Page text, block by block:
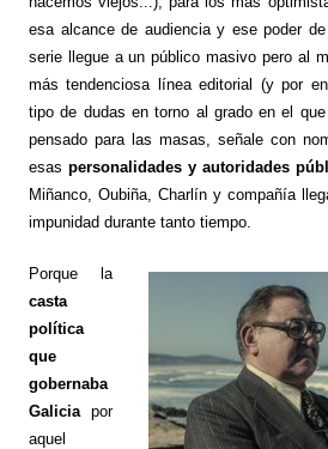
esa alcance de audiencia y ese poder
serie llegue a un público masivo pero al
más tendenciosa línea editorial (y por
tipo de dudas en torno al grado en el
pensado para las masas, señale con
esas personalidades y autoridades
Miñanco, Oubiña, Charlín y compañía
impunidad durante tanto tiempo.
Porque la
casta
política
que
gobernaba
Galiciapor
aquel